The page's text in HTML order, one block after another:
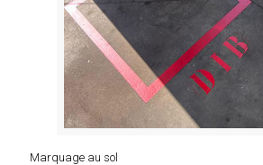
Marquage au sol